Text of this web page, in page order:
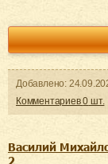
Добавленo:
Комментариев0 шт.
Василий
2